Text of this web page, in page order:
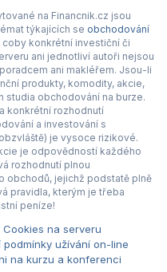
na Financnik.cz jsou
týkajících se obchodování
konkrétní investiční či
ani jednotliví autoři nejsou
ani makléřem. Jsou-li
produkty, komodity, akcie,
obchodování na burze.
konkrétní rozhodnutí
a investování s
je vysoce rizikové.
je odpovědností každého
rozhodnutí plnou
obchodů, jejichž podstatě plně
pravidla, kterým je třeba
peníze!
Cookies na serveru
užívání on-line
na kurzu a konferenci